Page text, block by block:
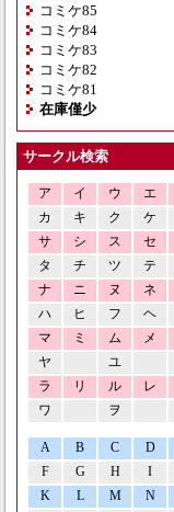
コミケ85
コミケ84
コミケ83
コミケ82
コミケ81
在庫僅少
サークル検索
ア イ ウ エ
カ
キ ク ケ
サ
シ ス セ
タ
チ ツ テ
ナ
ニ ヌ ネ
ハ
ヒ フ ヘ
マ
ミ ム メ
ヤ
ユ
ラ
リ ル レ
ワ
ヲ
A B C D
F
G H I
K
L M N